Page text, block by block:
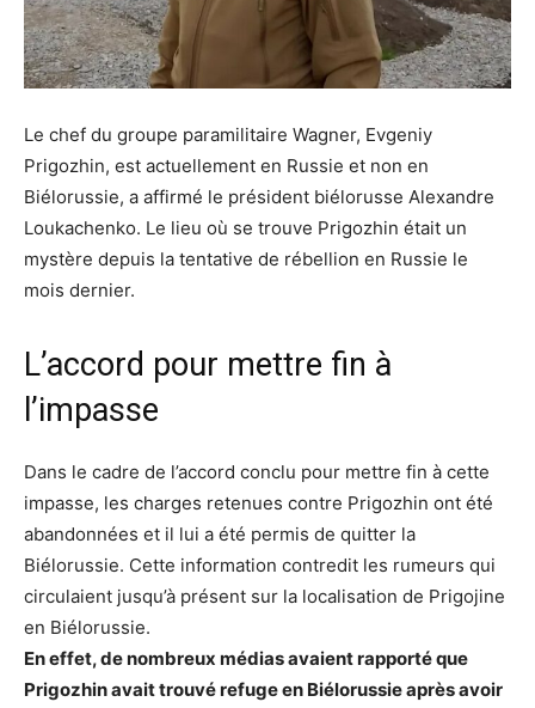
Le chef du groupe paramilitaire Wagner, Evgeniy
Prigozhin, est actuellement en Russie et non en
Biélorussie, a affirmé le président biélorusse Alexandre
Loukachenko. Le lieu où se trouve Prigozhin était un
mystère depuis la tentative de rébellion en Russie le
mois dernier.
L’accord pour mettre fin à
l’impasse
Dans le cadre de l’accord conclu pour mettre fin à cette
impasse, les charges retenues contre Prigozhin ont été
abandonnées et il lui a été permis de quitter la
Biélorussie. Cette information contredit les rumeurs qui
circulaient jusqu’à présent sur la localisation de Prigojine
en Biélorussie.
En effet, de nombreux médias avaient rapporté que
Prigozhin avait trouvé refuge en Biélorussie après avoir